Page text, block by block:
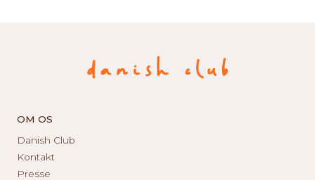
OM OS
Danish Club
Kontakt
Presse